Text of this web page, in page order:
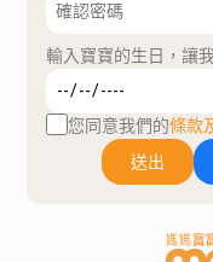
輸入寶寶的生日，讓
您同意我們的條款
送出